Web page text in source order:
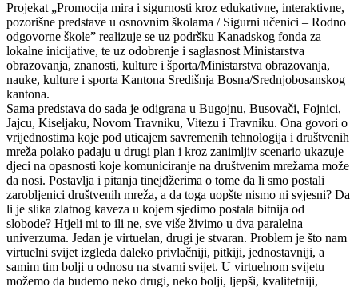
Projekat „Promocija mira i sigurnosti kroz edukativne, interaktivne,
pozorišne predstave u osnovnim školama / Sigurni učenici – Rodno
odgovorne škole” realizuje se uz podršku Kanadskog fonda za
lokalne inicijative, te uz odobrenje i saglasnost Ministarstva
obrazovanja, znanosti, kulture i športa/Ministarstva obrazovanja,
nauke, kulture i sporta Kantona Središnja Bosna/Srednjobosanskog
kantona.
Sama predstava do sada je odigrana u Bugojnu, Busovači, Fojnici,
Jajcu, Kiseljaku, Novom Travniku, Vitezu i Travniku. Ona govori o
vrijednostima koje pod uticajem savremenih tehnologija i društvenih
mreža polako padaju u drugi plan i kroz zanimljiv scenario ukazuje
djeci na opasnosti koje komuniciranje na društvenim mrežama može
da nosi. Postavlja i pitanja tinejdžerima o tome da li smo postali
zarobljenici društvenih mreža, a da toga uopšte nismo ni svjesni? Da
li je slika zlatnog kaveza u kojem sjedimo postala bitnija od
slobode? Htjeli mi to ili ne, sve više živimo u dva paralelna
univerzuma. Jedan je virtuelan, drugi je stvaran. Problem je što nam
virtuelni svijet izgleda daleko privlačniji, pitkiji, jednostavniji, a
samim tim bolji u odnosu na stvarni svijet. U virtuelnom svijetu
možemo da budemo neko drugi, neko bolji, ljepši, kvalitetniji,